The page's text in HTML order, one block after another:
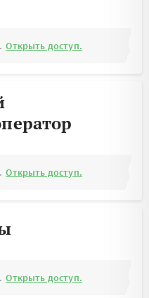
Открыть доступ.
Открыть доступ.
Открыть доступ.